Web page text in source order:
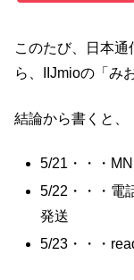
このたび、日本
ら、IIJmioの「み
結論から書くと、
5/21・・・
5/22・・・電
発送
5/23・・・